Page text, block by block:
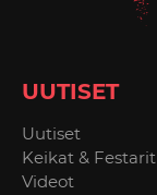
UUTISET
Uutiset
Keikat & Festarit
Videot